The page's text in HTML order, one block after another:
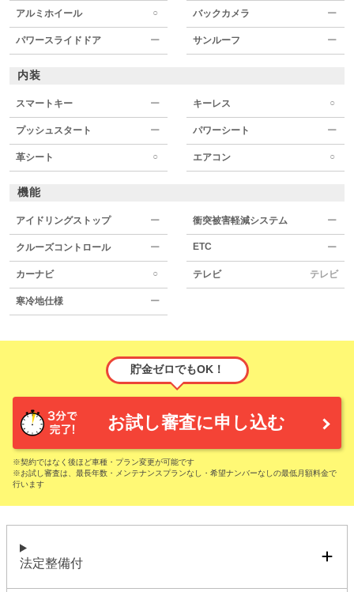
アルミホイール ○ バックカメラ ー
パワースライドドア ー サンルーフ ー
内装
スマートキー ー キーレス ○
プッシュスタート ー パワーシート ー
革シート ○ エアコン ○
機能
アイドリングストップ ー 衝突被害軽減システム ー
クルーズコントロール ー ETC ー
カーナビ ○ テレビ テレビ
寒冷地仕様 ー
貯金ゼロでもOK！
お試し審査に申し込む
※契約ではなく後ほど車種・プラン変更が可能です
※お試し審査は、最長年数・メンテナンスプランなし・希望ナンバーなしの最低月額料金で
行います
法定整備付